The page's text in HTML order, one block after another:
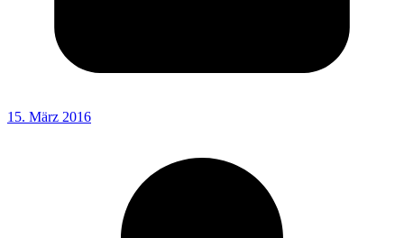
15. März 2016